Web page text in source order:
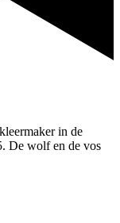
in de
De wolf en de vos